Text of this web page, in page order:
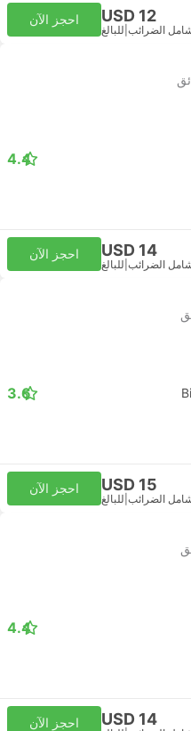
USD 12
الضرائب للبالغ
احجز الآن
4.4
USD 14
الضرائب للبالغ
احجز الآن
3.6
USD 15
الضرائب للبالغ
احجز الآن
4.4
USD 14 احجز الآن